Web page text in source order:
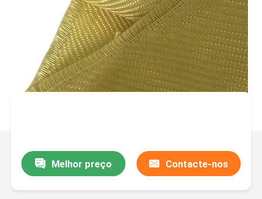
Melhor preço Contacte-nos